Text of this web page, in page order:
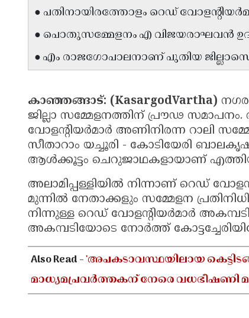
● പതിനായിരത്തോളം റെഡ്
● പൊതുസമ്മേളനം എ വിജയരാഘവൻ
● എം രാജഗോപാലനാണ് പുതിയ
കാഞ്ഞങ്ങാട്: (KasargodVartha)
ജില്ലാ സമ്മേളനത്തിന് പ്രൗഢ
വോളന്റിയർമാർ അണിനിരന്ന റാലി
സീതാറാം യച്ചൂരി - കോടിയേരി
ആൾക്കൂട്ടം ചെറുജാഥകളായാണ്
അലാമിപ്പള്ളിയിൽ നിന്നാണ് റെഡ്
മുന്നിൽ നേതാക്കളും സമ്മേളന
നിന്നുള്ള റെഡ് വോളന്റിയർമാർ
അകമ്പടിയോടെ നോർത്ത്‌
Also Read -'അപകടാവസ്ഥയിലായ
മാധ്യമപ്രവർത്തകന് നേരെ വധഭീഷണി